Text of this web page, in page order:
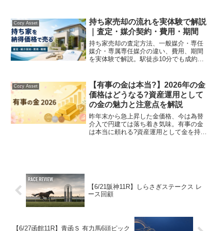
Cozy Asset
持ち家売却の流れを実体験で解説
｜査定・媒介契約・費用・期間
持ち家売却の査定方法、一般媒介・専任
媒介・専属専任媒介の違い、費用、期間
を実体験で解説。駅徒歩10分でも成約ま
ます。
Cozy Asset
【有事の金は本当?】2026年の金
価格はどうなる?資産運用として
の金の魅力と注意点を解説
昨年末から急上昇した金価格、今は為替
介入で円建ては落ち着き気味。有事の金
は本当に頼れる?資産運用として金を持つ
【6/21阪神11R】しらさぎステークス レ
ース回顧
【6/27函館11R】青函Ｓ 有力馬6頭ピック